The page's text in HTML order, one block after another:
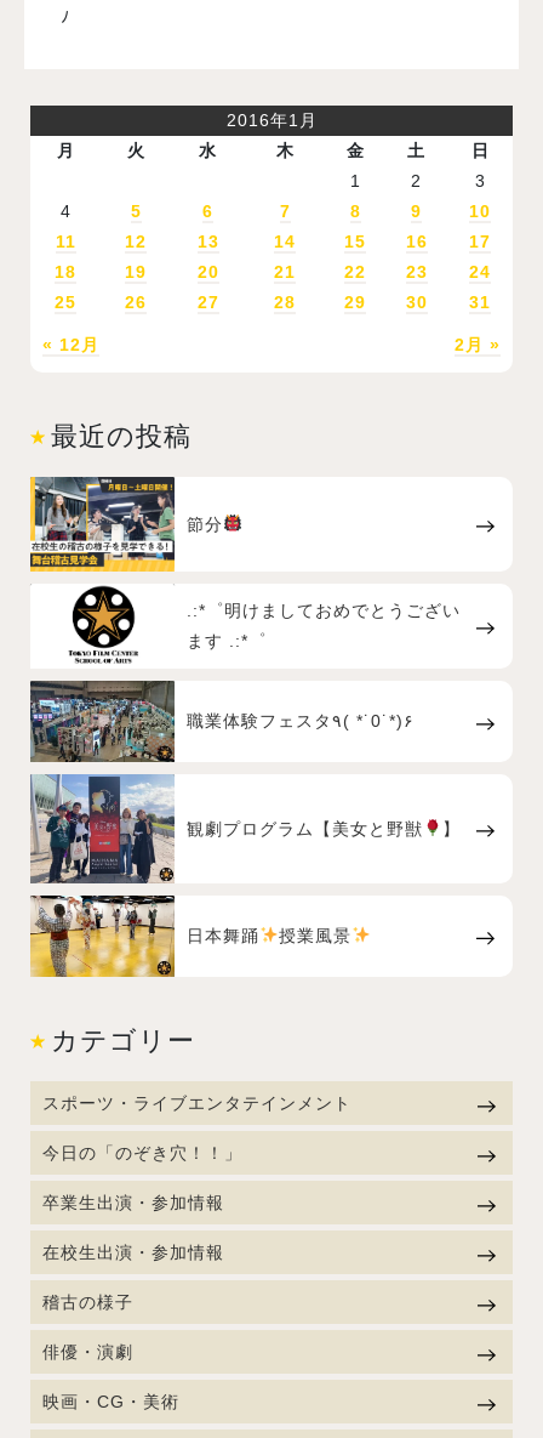
ﾉ
2016年1月
月
火 水 木 金 土 日
« 12月 2月 »
1 2
3
4
5 6 7 8 9
10
11
12 13 14 15 16
17
18
19 20 21 22 23
24
25
26 27 28 29 30 31
最近の投稿
節分
.:*゜明けましておめでとうござい
ます .:*゜
職業体験フェスタ٩( *˙0˙*)۶
観劇プログラム【美女と野獣 】
日本舞踊 授業風景
カテゴリー
スポーツ・ライブエンタテインメント
今日の「のぞき穴！！」
卒業生出演・参加情報
在校生出演・参加情報
稽古の様子
俳優・演劇
映画・CG・美術